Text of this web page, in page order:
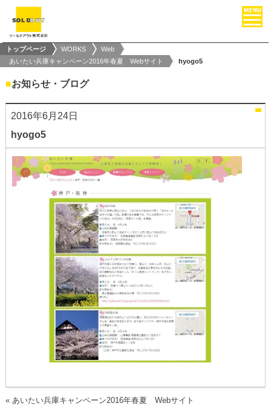
トップページ WORKS
Web
あいたい兵庫キャンペーン2016年春夏 Webサイト
hyogo5
■お知らせ・ブログ
2016年6月24日
hyogo5
« あいたい兵庫キャンペーン2016年春夏 Webサイト